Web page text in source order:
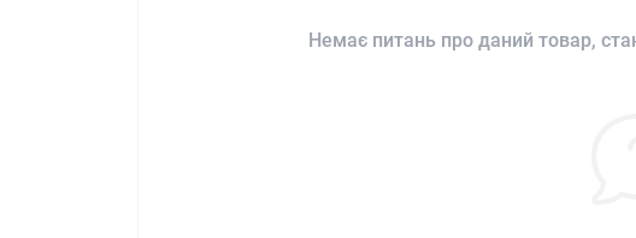
Немає питань про даний товар,